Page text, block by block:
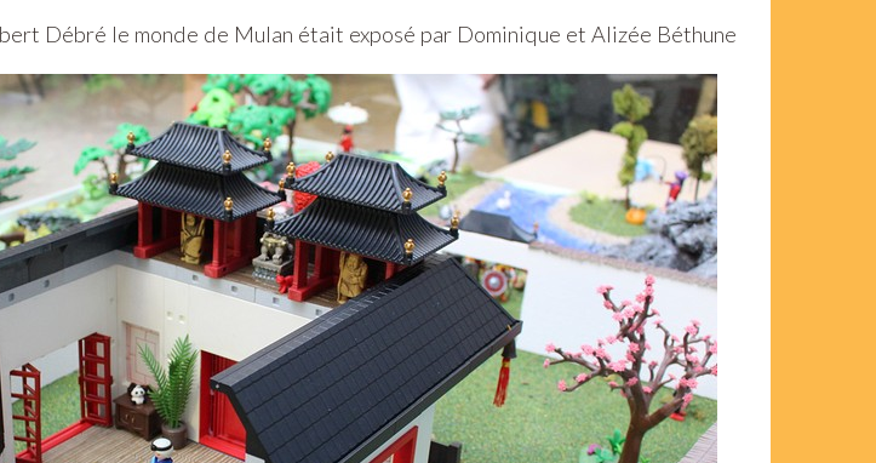
Débré le monde de Mulan était exposé par Dominique et Alizée Béthune